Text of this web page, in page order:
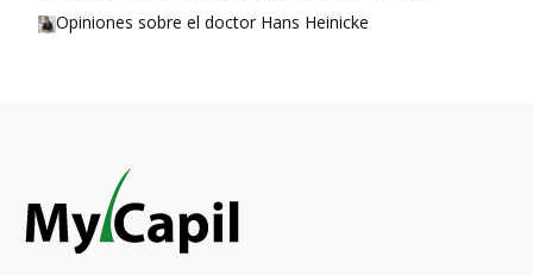
Opiniones sobre el doctor Hans Heinicke